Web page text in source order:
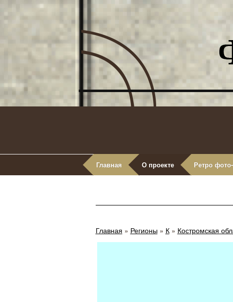
Главная О проекте Ретро
Главная » Регионы» К» Костромская